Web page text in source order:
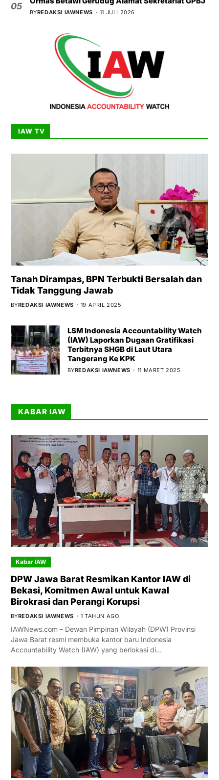
05
BYREDAKSI IAWNEWS 11 JULI 2026
IAW TV
Tanah Dirampas, BPN Terbukti Bersalah dan
Tidak Tanggung Jawab
BYREDAKSI IAWNEWS 19 APRIL 2025
LSM Indonesia Accountability Watch
(IAW) Laporkan Dugaan Gratifikasi
Terbitnya SHGB di Laut Utara
Tangerang Ke KPK
BYREDAKSI IAWNEWS 11 MARET 2025
KABAR IAW
Kabar IAW
DPW Jawa Barat Resmikan Kantor IAW di
Bekasi, Komitmen Awal untuk Kawal
Birokrasi dan Perangi Korupsi
BYREDAKSI IAWNEWS 1 TAHUN AGO
IAWNews.com – Dewan Pimpinan Wilayah (DPW) Provinsi
Jawa Barat resmi membuka kantor baru Indonesia
Accountability Watch (IAW) yang berlokasi di…